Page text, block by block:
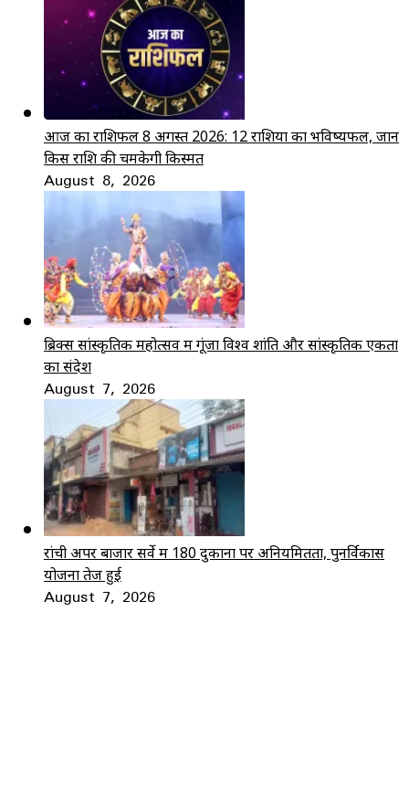
आज का राशिफल 8 अगस्त 2026: 12 राशियों का भविष्यफल, जानें
किस राशि की चमकेगी किस्मत
August 8, 2026
ब्रिक्स सांस्कृतिक महोत्सव में गूंजा विश्व शांति और सांस्कृतिक एकता
का संदेश
August 7, 2026
रांची अपर बाजार सर्वे में 180 दुकानों पर अनियमितता, पुनर्विकास
योजना तेज हुई
August 7, 2026